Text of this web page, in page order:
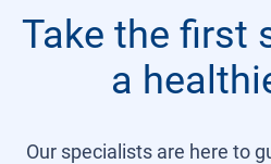
Take the first
a
Our specialists are here to